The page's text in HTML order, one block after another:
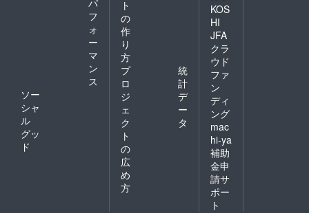
パ
フ
ォ
ー
マ
ン
ス
ソー
シャ
ル
グッ
ド
ト
の
作
り
方
プ
ロ
ジ
ェ
ク
ト
の
広
め
方
統
計
デ
ー
タ
KOS
HI
JFA
クラ
ウド
ファ
ン
ディ
ング
mac
hi-ya
補助
金申
請サ
ポー
ト